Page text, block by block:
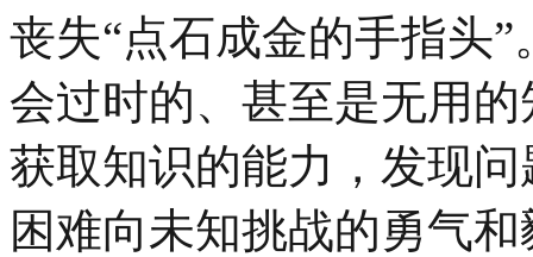
丧失“点石成金的手指头
会过时的、甚至是无用
获取知识的能力，发现
困难向未知挑战的勇气